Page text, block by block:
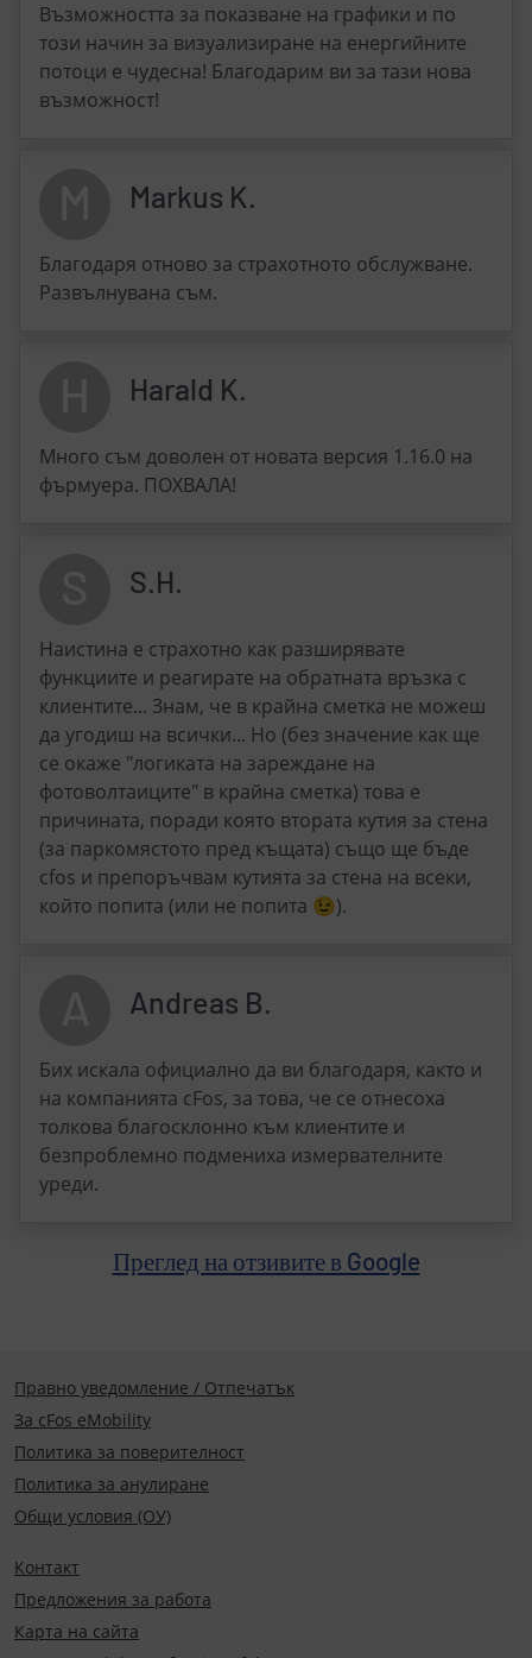
Възможността за показване на графики и по
този начин за визуализиране на енергийните
потоци е чудесна! Благодарим ви за тази нова
възможност!
Markus K.
Благодаря отново за страхотното обслужване.
Развълнувана съм.
Harald K.
Много съм доволен от новата версия 1.16.0 на
фърмуера. ПОХВАЛА!
S.H.
Наистина е страхотно как разширявате
функциите и реагирате на обратната връзка с
клиентите... Знам, че в крайна сметка не можеш
да угодиш на всички... Но (без значение как ще
се окаже "логиката на зареждане на
фотоволтаиците" в крайна сметка) това е
причината, поради която втората кутия за стена
(за паркомястото пред къщата) също ще бъде
cfos и препоръчвам кутията за стена на всеки,
който попита (или не попита 😉).
Andreas B.
Бих искала официално да ви благодаря, както и
на компанията cFos, за това, че се отнесоха
толкова благосклонно към клиентите и
безпроблемно подмениха измервателните
уреди.
Преглед на отзивите в Google
Правно уведомление / Отпечатък
За cFos eMobility
Политика за поверителност
Политика за анулиране
Общи условия (ОУ)
Контакт
Предложения за работа
Карта на сайта